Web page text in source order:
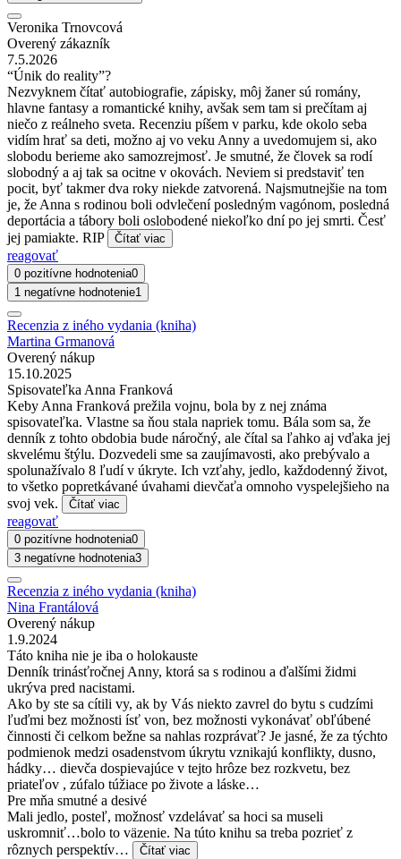
Veronika Trnovcová
Overený zákazník
7.5.2026
“Únik do reality”?
Nezvyknem čítať autobiografie, zápisky, môj žaner sú romány,
hlavne fantasy a romantické knihy, avšak sem tam si prečítam aj
niečo z reálneho sveta. Recenziu píšem v parku, kde okolo seba
vidím hrať sa deti, možno aj vo veku Anny a uvedomujem si, ako
slobodu berieme ako samozrejmosť. Je smutné, že človek sa rodí
slobodný a aj tak sa ocitne v okovách. Neviem si predstaviť ten
pocit, byť takmer dva roky niekde zatvorená. Najsmutnejšie na tom
je, že Anna s rodinou boli odvlečení posledným vagónom, posledná
deportácia a tábory boli oslobodené niekoľko dní po jej smrti. Česť
jej pamiakte. RIP
Čítať viac
reagovať
0 pozitívne hodnotenia0
1 negatívne hodnotenie1
Recenzia z iného vydania (kniha)
Martina Grmanová
Overený nákup
15.10.2025
Spisovateľka Anna Franková
Keby Anna Franková prežila vojnu, bola by z nej známa
spisovateľka. Vlastne sa ňou stala napriek tomu. Bála som sa, že
denník z tohto obdobia bude náročný, ale čítal sa ľahko aj vďaka jej
skvelému štýlu. Dozvedeli sme sa zaujímavosti, ako prebývalo a
spolunažívalo 8 ľudí v úkryte. Ich vzťahy, jedlo, každodenný život,
to všetko popretkávané úvahami dievčaťa omnoho vyspelejšieho na
svoj vek.
Čítať viac
reagovať
0 pozitívne hodnotenia0
3 negatívne hodnotenia3
Recenzia z iného vydania (kniha)
Nina Frantálová
Overený nákup
1.9.2024
Táto kniha nie je iba o holokauste
Denník trinásťročnej Anny, ktorá sa s rodinou a ďalšími židmi
ukrýva pred nacistami.
Ako by ste sa cítili vy, ak by Vás niekto zavrel do bytu s cudzími
ľuďmi bez možnosti ísť von, bez možnosti vykonávať obľúbené
činnosti či celkom bežne sa nahlas rozprávať? Je jasné, že za týchto
podmienok medzi osadenstvom úkrytu vznikajú konflikty, dusno,
hádky… dievča dospievajúce v tejto hrôze bez rozkvetu, bez
priateľov , zúfalo túžiace po živote a láske…
Pre mňa smutné a desivé
Mali jedlo, posteľ, možnosť vzdelávať sa hoci sa museli
uskromniť…bolo to väzenie. Na túto knihu sa treba pozrieť z
rôznych perspektív…
Čítať viac